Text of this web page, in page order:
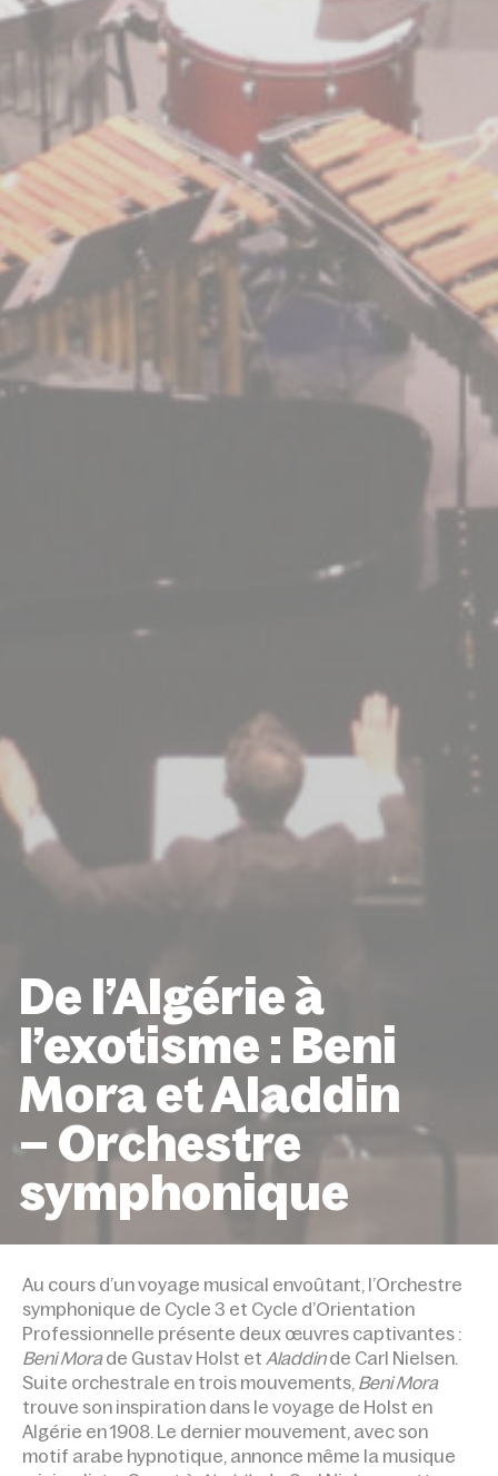
De l’Algérie à
l’exotisme : Beni
Mora et Aladdin
– Orchestre
symphonique
MORA ET ALADDIN – ORCHESTRE SYMPHONIQUE
Au cours d’un voyage musical envoûtant, l’Orchestre
symphonique de Cycle 3 et Cycle d’Orientation
Professionnelle présente deux œuvres captivantes :
Beni Morade Gustav Holst et Aladdinde Carl Nielsen.
Suite orchestrale en trois mouvements, Beni Mora
trouve son inspiration dans le voyage de Holst en
Algérie en 1908. Le dernier mouvement, avec son
motif arabe hypnotique, annonce même la musique